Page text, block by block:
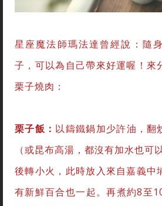
星座魔法師瑪法達曾經說：隨
子，可以為自己帶來好運喔！來
栗子燒肉：
栗子飯： 以鑄鐵鍋加少許油，翻
（或昆布高湯，都沒有加水也
後轉小火，此時放入來自嘉義中
有新鮮百合也一起。再煮約8至